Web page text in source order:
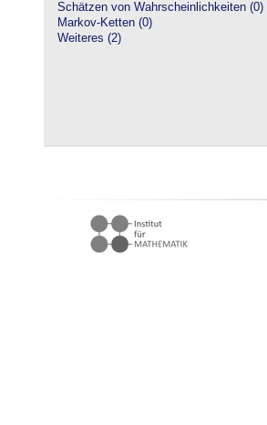
Schätzen von Wahrscheinlichkeiten (0)
Markov-Ketten (0)
Weiteres (2)